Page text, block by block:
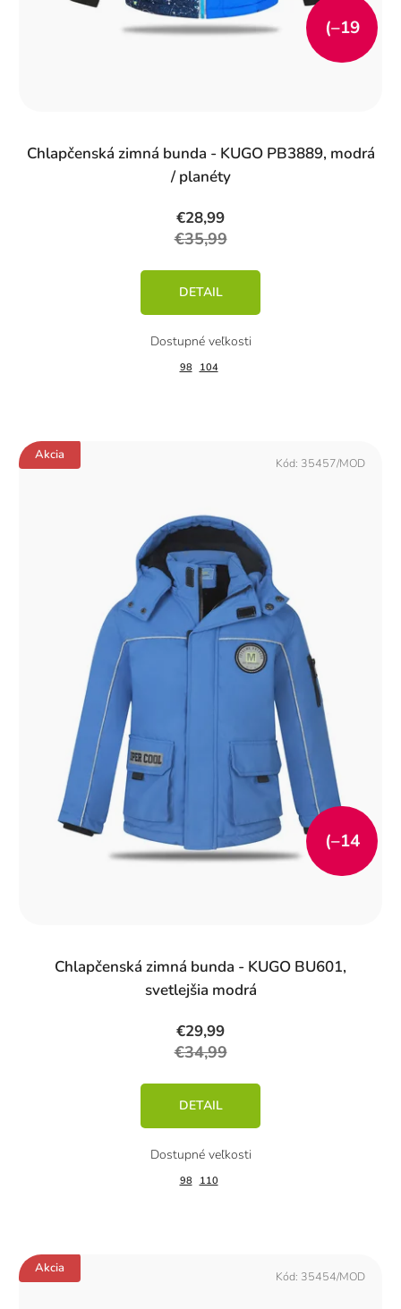
Chlapčenská zimná bunda - KUGO PB3889, modrá
/ planéty
€28,99
€35,99
(–19
DETAIL
98 104
Akcia
Chlapčenská zimná bunda - KUGO BU601,
svetlejšia modrá
€29,99
€34,99
(–14
DETAIL
98 110
Kód: 35457/MOD
Akcia
Kód: 35454/MOD